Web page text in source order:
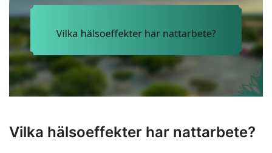
Vilka hälsoeffekter har nattarbete?